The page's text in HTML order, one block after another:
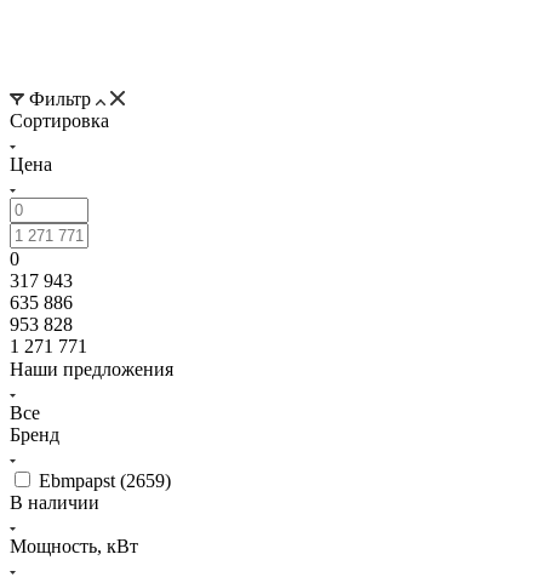
Фильтр
Сортировка
Цена
0
317 943
635 886
953 828
1 271 771
Наши предложения
Все
Бренд
Ebmpapst (2659)
В наличии
Мощность, кВт